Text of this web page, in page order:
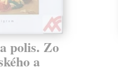
polis. Zo
a